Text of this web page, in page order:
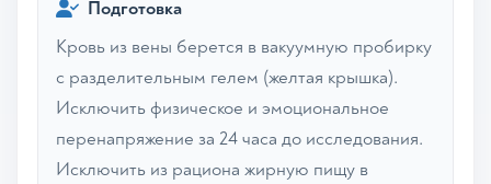
Подготовка
Кровь из вены берется в вакуумную пробирку
с разделительным гелем (желтая крышка).
Исключить физическое и эмоциональное
перенапряжение за 24 часа до исследования.
Исключить из рациона жирную пищу в